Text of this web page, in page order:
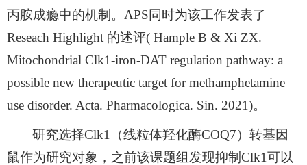
丙胺成瘾中的机制。 APS同时为该工作发表了
Reseach Highlight 的述评( Hample B & Xi ZX.
Mitochondrial Clk1-iron-DAT regulation pathway: a
possible new therapeutic target for methamphetamine
use disorder. Acta. Pharmacologica. Sin. 2021)。
研究选择Clk1 （线粒体羟化酶COQ7）转基因
鼠作为研究对象，之前该课题组发现抑制 Clk1可以